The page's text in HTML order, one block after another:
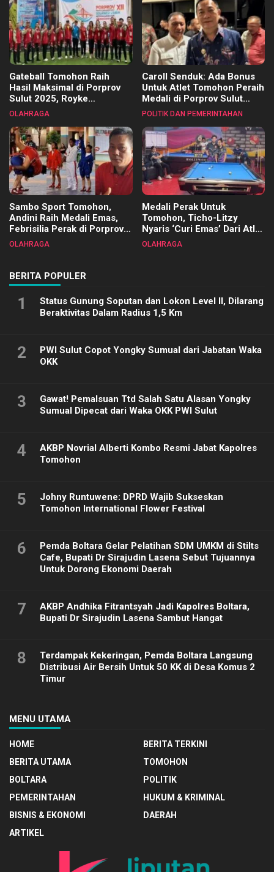
Gateball Tomohon Raih
Hasil Maksimal di Porprov
Sulut 2025, Royke
Tangkawarouw Ucapkan
OLAHRAGA
Caroll Senduk: Ada Bonus
Untuk Atlet Tomohon Peraih
Medali di Porprov Sulut
2025
POLITIK DAN PEMERINTAHAN
Sambo Sport Tomohon,
Andini Raih Medali Emas,
Febrisilia Perak di Porprov
Sulut 2025
OLAHRAGA
Medali Perak Untuk
Tomohon, Ticho-Litzy
Nyaris ‘Curi Emas’ Dari Atlet
Biliar PON di Porprov Sulut
OLAHRAGA
BERITA POPULER
1
Status Gunung Soputan dan Lokon Level II, Dilarang
Beraktivitas Dalam Radius 1,5 Km
2
PWI Sulut Copot Yongky Sumual dari Jabatan Waka
OKK
3
Gawat! Pemalsuan Ttd Salah Satu Alasan Yongky
Sumual Dipecat dari Waka OKK PWI Sulut
4
AKBP Novrial Alberti Kombo Resmi Jabat Kapolres
Tomohon
5
Johny Runtuwene: DPRD Wajib Sukseskan
Tomohon International Flower Festival
6
Pemda Boltara Gelar Pelatihan SDM UMKM di Stilts
Cafe, Bupati Dr Sirajudin Lasena Sebut Tujuannya
Untuk Dorong Ekonomi Daerah
7
AKBP Andhika Fitrantsyah Jadi Kapolres Boltara,
Bupati Dr Sirajudin Lasena Sambut Hangat
8
Terdampak Kekeringan, Pemda Boltara Langsung
Distribusi Air Bersih Untuk 50 KK di Desa Komus 2
Timur
MENU UTAMA
HOME
BERITA TERKINI
BERITA UTAMA
TOMOHON
BOLTARA
POLITIK
PEMERINTAHAN
HUKUM & KRIMINAL
BISNIS & EKONOMI
DAERAH
ARTIKEL